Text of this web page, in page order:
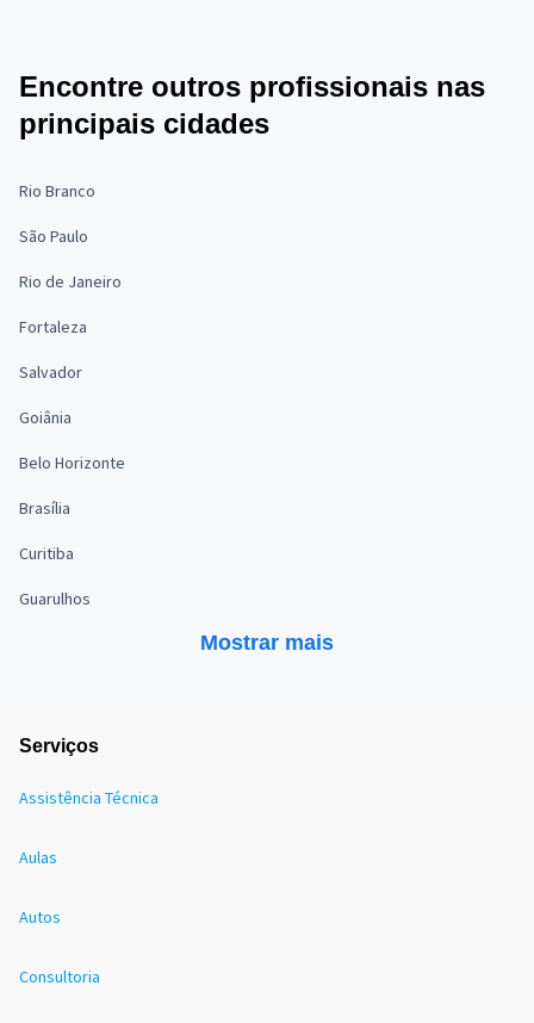
Encontre outros profissionais nas
principais cidades
Rio Branco
São Paulo
Rio de Janeiro
Fortaleza
Salvador
Goiânia
Belo Horizonte
Brasília
Curitiba
Guarulhos
Mostrar mais
Serviços
Assistência Técnica
Aulas
Autos
Consultoria